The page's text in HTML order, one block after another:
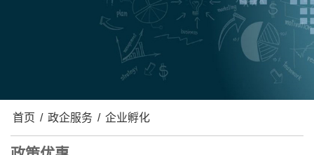
首页 / 政企服务 / 企业孵化